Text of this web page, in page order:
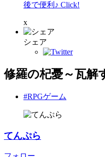
後で便利♪ Click!
x
シェア
修羅の杞憂～瓦解
#RPGゲーム
てんぷら